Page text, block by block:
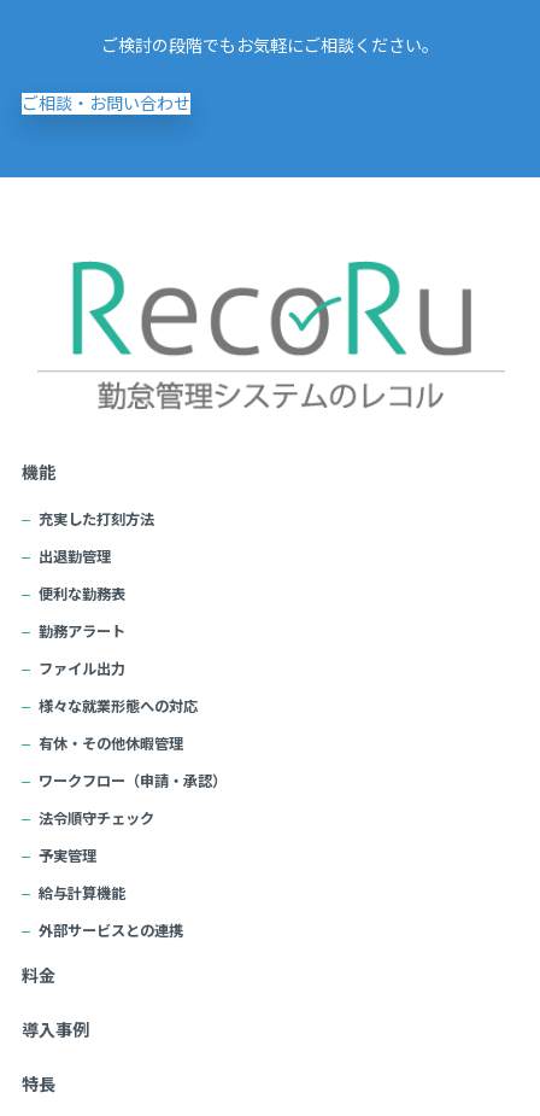
ご検討の段階でもお気軽にご相談ください。
ご相談・お問い合わせ
機能
充実した打刻方法
出退勤管理
便利な勤務表
勤務アラート
ファイル出力
様々な就業形態への対応
有休・その他休暇管理
ワークフロー（申請・承認）
法令順守チェック
予実管理
給与計算機能
外部サービスとの連携
料金
導入事例
特長